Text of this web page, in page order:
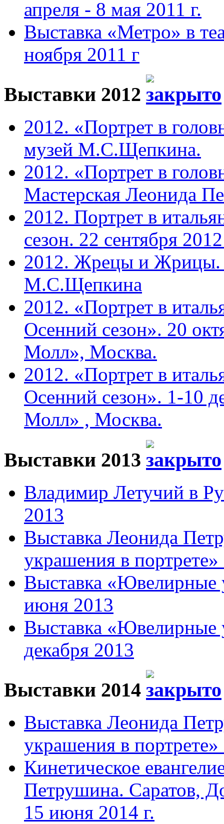
апреля - 8 мая 2011 г.
Выставка «Метро» в
ноября 2011 г
Выставки 2012
2012. «Портрет в
музей М.С.Щепкина.
2012. «Портрет в
Мастерская Леонида
2012. Портрет в
сезон. 22 сентября
2012. Жрецы и Жрицы.
М.С.Щепкина
2012. «Портрет в
Осенний сезон». 20
Молл», Москва.
2012. «Портрет в
Осенний сезон». 1-10
Молл» , Москва.
Выставки 2013
Владимир Летучий в
2013
Выставка Леонида
украшения в
Выставка «Ювелирные
июня 2013
Выставка «Ювелирные
декабря 2013
Выставки 2014
Выставка Леонида
украшения в
Кинетическое
Петрушина. Саратов,
15 июня 2014 г.